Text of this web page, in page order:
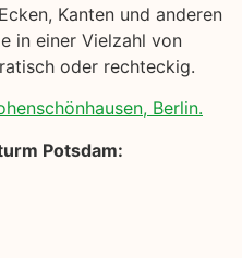
Kanten und anderen
in einer Vielzahl von
oder rechteckig.
Berlin.
Potsdam: